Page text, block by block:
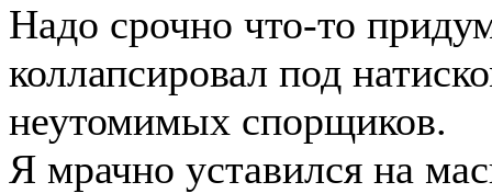
Надо срочно что-то
коллапсировал под
неутомимых спорщиков.
Я мрачно уставился на